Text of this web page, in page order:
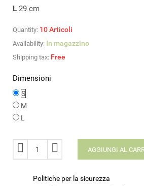
L 29 cm
Quantity: 10Articoli
Availability: In magazzino
Shipping tax: Free
Dimensioni
S
M
L
AGGIUNGI AL
Politiche per la sicurezza